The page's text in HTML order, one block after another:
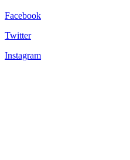
Facebook
Twitter
Instagram